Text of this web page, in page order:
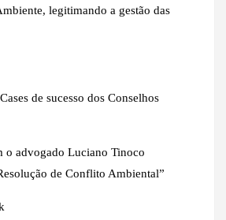
legitimando a gestão das
de sucesso dos Conselhos
o advogado Luciano Tinoco
de Conflito Ambiental”